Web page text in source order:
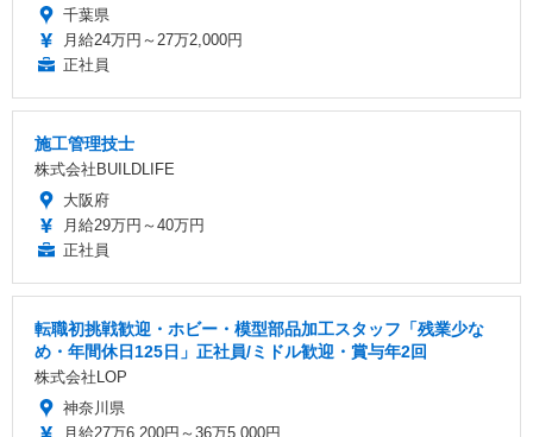
千葉県
月給24万円～27万2,000円
正社員
施工管理技士
株式会社BUILDLIFE
大阪府
月給29万円～40万円
正社員
転職初挑戦歓迎・ホビー・模型部品加工スタッフ「残業少な
め・年間休日125日」正社員/ミドル歓迎・賞与年2回
株式会社LOP
神奈川県
月給27万6,200円～36万5,000円